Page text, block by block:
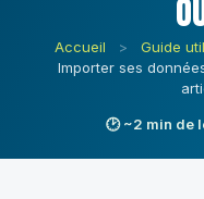
Accueil > Guide
Importer ses
🕑 ~2 min de